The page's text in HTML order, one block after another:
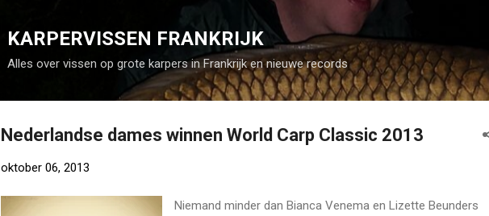
Doorgaan naar hoofdcontent
KARPERVISSEN FRANKRIJK
Alles over vissen op grote karpers in Frankrijk en nieuwe records
Nederlandse dames winnen World Carp Classic 2013
oktober 06, 2013
Niemand minder dan Bianca Venema en Lizette Beunders